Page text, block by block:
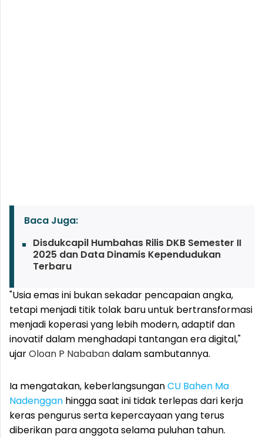
Baca Juga:
Disdukcapil Humbahas Rilis DKB Semester II
2025 dan Data Dinamis Kependudukan
Terbaru
"Usia emas ini bukan sekadar pencapaian angka,
tetapi menjadi titik tolak baru untuk bertransformasi
menjadi koperasi yang lebih modern, adaptif dan
inovatif dalam menghadapi tantangan era digital,"
ujarOloan P Nababandalam sambutannya.
Ia mengatakan, keberlangsunganCU Bahen Ma
Nadenggan hingga saat ini tidak terlepas dari kerja
keras pengurus serta kepercayaan yang terus
diberikan para anggota selama puluhan tahun.